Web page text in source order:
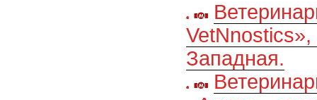
Западная.